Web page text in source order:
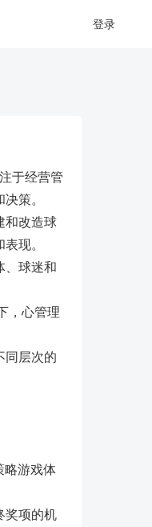
登录
于经营管
策。
和改造球
现。
、球迷和
，心管理
同层次的
略游戏体
奖项的机